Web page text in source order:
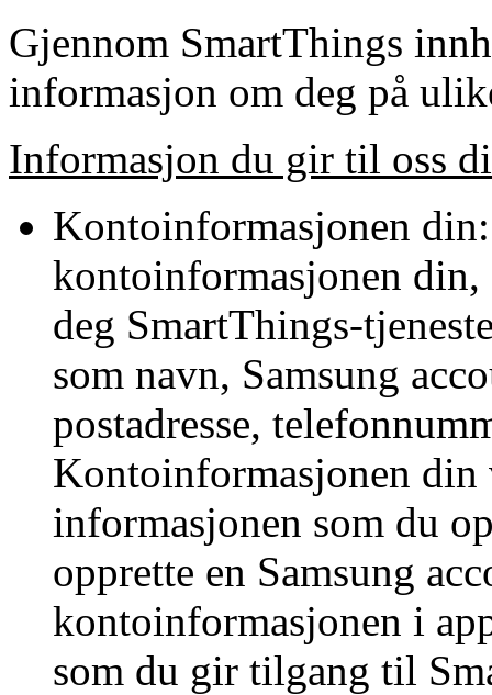
Gjennom SmartThings
informasjon om deg på
Informasjon du gir til oss
Kontoinformasjonen
kontoinformasjonen
deg SmartThings-
som navn, Samsung
postadresse,
Kontoinformasjonen
informasjonen som du
opprette en Samsung
kontoinformasjonen i
som du gir tilgang til